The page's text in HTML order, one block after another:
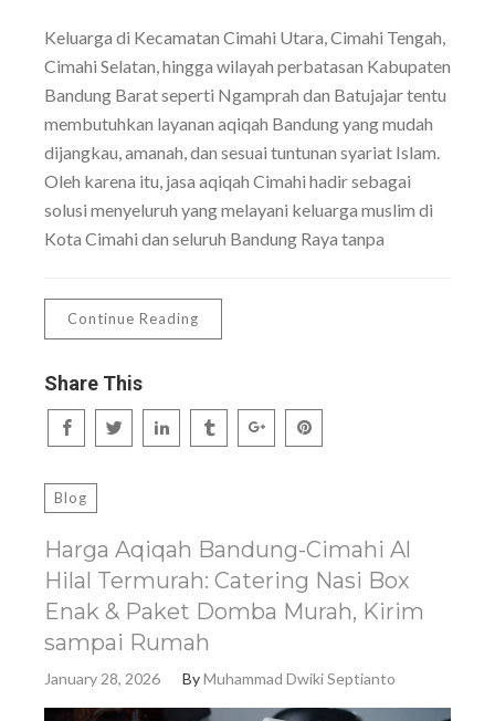
Keluarga di Kecamatan Cimahi Utara, Cimahi Tengah,
Cimahi Selatan, hingga wilayah perbatasan Kabupaten
Bandung Barat seperti Ngamprah dan Batujajar tentu
membutuhkan layanan aqiqah Bandung yang mudah
dijangkau, amanah, dan sesuai tuntunan syariat Islam.
Oleh karena itu, jasa aqiqah Cimahi hadir sebagai
solusi menyeluruh yang melayani keluarga muslim di
Kota Cimahi dan seluruh Bandung Raya tanpa
Continue Reading
Share This
Blog
Harga Aqiqah Bandung-Cimahi Al
Hilal Termurah: Catering Nasi Box
Enak & Paket Domba Murah, Kirim
sampai Rumah
January 28, 2026 ByMuhammad Dwiki Septianto